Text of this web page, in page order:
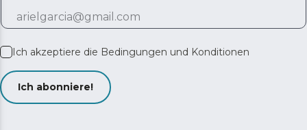
Ich akzeptiere die Bedingungen und Konditionen
Ich abonniere!